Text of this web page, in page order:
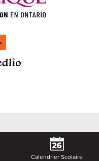
Calendrier Scolaire